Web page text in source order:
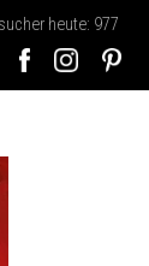
heute: 977